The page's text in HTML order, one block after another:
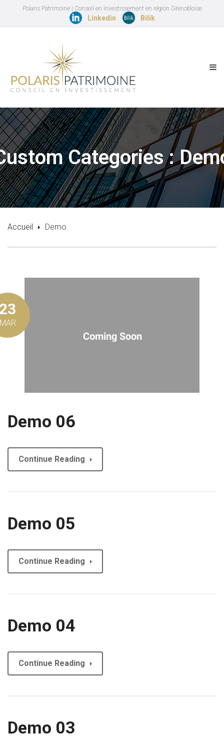
Polaris Patrimoine | Conseil en Investissement en région Grenobloise
Linkedin Bilik
Categories :
Accueil Demo
Demo 06
Continue Reading
Demo 05
Continue Reading
Demo 04
Continue Reading
Demo 03